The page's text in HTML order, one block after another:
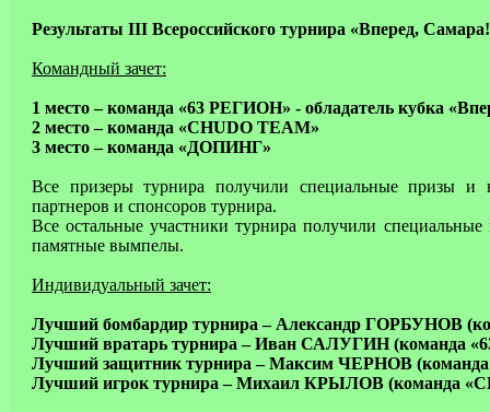
Результаты III Всероссийского турнира «Вперед,
Командный зачет:
1 место – команда «63 РЕГИОН» - обладатель кубка
2 место – команда «CHUDO TEAM»
3 место – команда «ДОПИНГ»
Все призеры турнира получили специальные призы и
партнеров и спонсоров турнира.
Все остальные участники турнира получили
памятные вымпелы.
Индивидуальный зачет:
Лучший бомбардир турнира – Александр ГОРБУНОВ
Лучший вратарь турнира – Иван САЛУГИН (команда
Лучший защитник турнира – Максим ЧЕРНОВ
Лучший игрок турнира – Михаил КРЫЛОВ (команда